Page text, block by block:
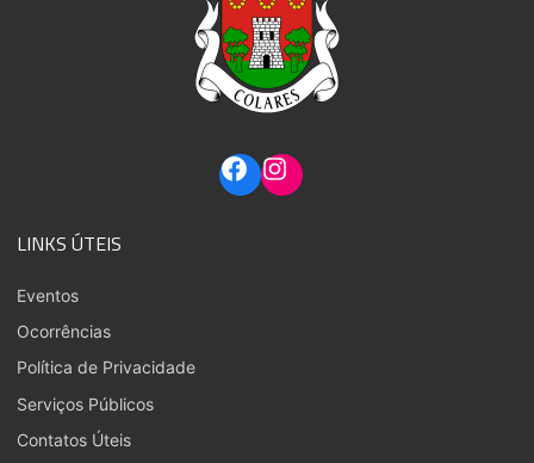
LINKS ÚTEIS
Eventos
Ocorrências
Política de Privacidade
Serviços Públicos
Contatos Úteis